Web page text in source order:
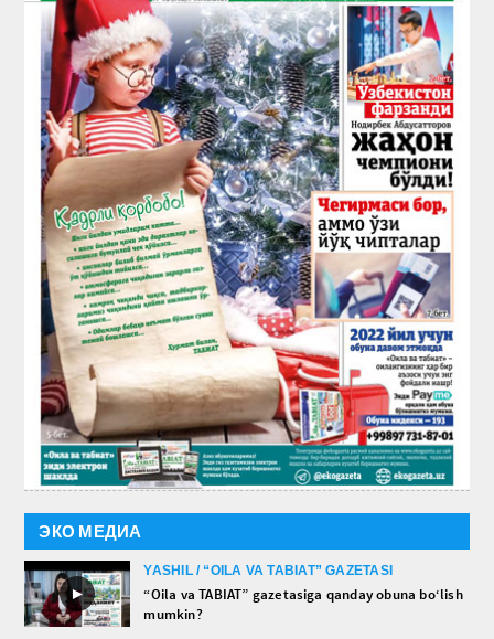
ЭКО МЕДИА
►
YASHIL / “OILA VA TABIAT” GAZETASI
“Oila va TABIAT” gazetasiga qanday obuna bo‘lish
mumkin?